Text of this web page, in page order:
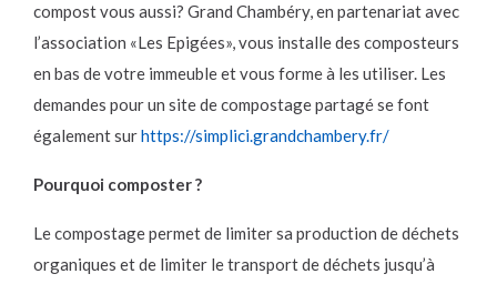
compost vous aussi? Grand Chambéry, en partenariat avec
l’association «Les Epigées», vous installe des composteurs
en bas de votre immeuble et vous forme à les utiliser. Les
demandes pour un site de compostage partagé se font
également surhttps://simplici.grandchambery.fr/
Pourquoi composter ?
Le compostage permet de limiter sa production de déchets
organiques et de limiter le transport de déchets jusqu’à